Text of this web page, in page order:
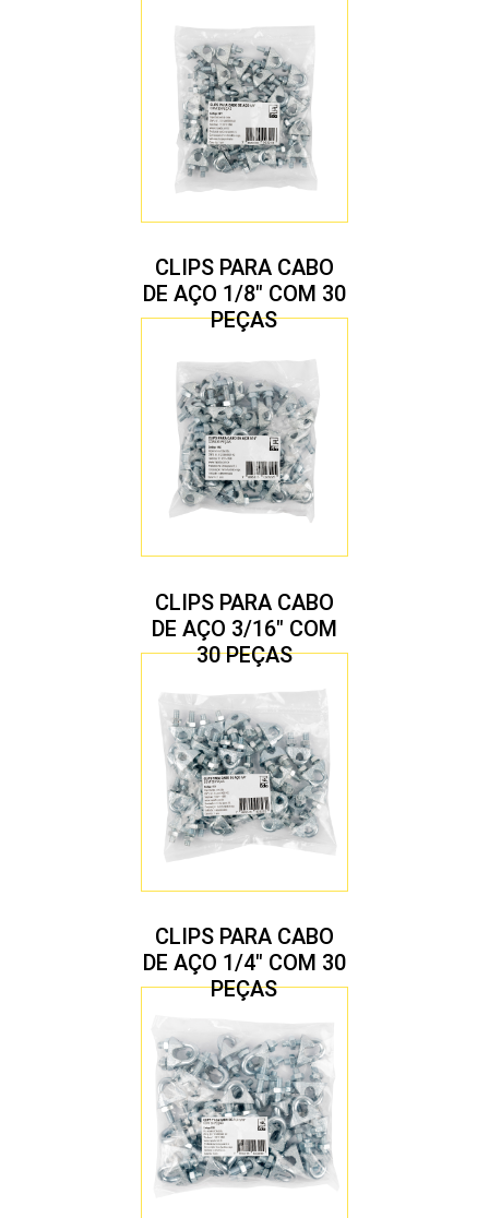
CLIPS PARA CABO
DE AÇO 1/8″ COM 30
PEÇAS
CLIPS PARA CABO
DE AÇO 3/16″ COM
30 PEÇAS
CLIPS PARA CABO
DE AÇO 1/4″ COM 30
PEÇAS